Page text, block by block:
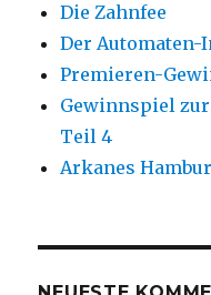
Die Zahnfee
Der Automaten-
Premieren-
Gewinnspiel
Teil 4
Arkanes